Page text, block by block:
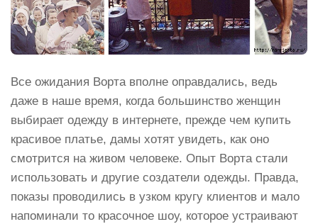
Все ожидания Ворта вполне оправдались, ведь
даже в наше время, когда большинство женщин
выбирает одежду в интернете, прежде чем купить
красивое платье, дамы хотят увидеть, как оно
смотрится на живом человеке. Опыт Ворта стали
использовать и другие создатели одежды. Правда,
показы проводились в узком кругу клиентов и мало
напоминали то красочное шоу, которое устраивают